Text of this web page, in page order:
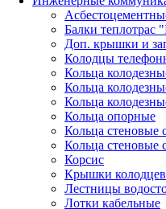
Балки теплотрас
Доп. крышки и
Колодцы
Кольца
Кольца
Кольца
Кольца опорные
Кольца стеновые
Кольца стеновые
Корсис
Крышки колодцев
Лестницы
Лотки кабельные